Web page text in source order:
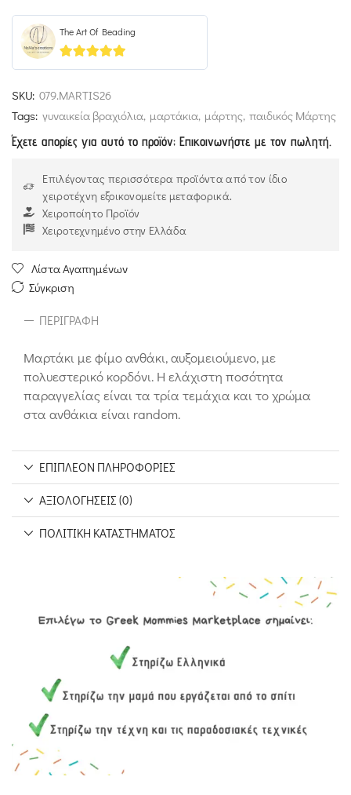
The Art Of Beading
4.93out of 5
SKU: 079.MARTIS26
Tags: γυναικεία βραχιόλια, μαρτάκια, μάρτης, παιδικός Μάρτης
Έχετε απορίες για αυτό το προϊόν; Επικοινωνήστε με τον πωλητή.
Επιλέγοντας περισσότερα προϊόντα από τον ίδιο
χειροτέχνη εξοικονομείτε μεταφορικά.
Χειροποίητο Προϊόν
Χειροτεχνημένο στην Ελλάδα
Λίστα Αγαπημένων
Σύγκριση
ΠΕΡΙΓΡΑΦΉ
Μαρτάκι με φίμο ανθάκι, αυξομειούμενο, με
πολυεστερικό κορδόνι. Η ελάχιστη ποσότητα
παραγγελίας είναι τα τρία τεμάχια και το χρώμα
στα ανθάκια είναι random.
ΕΠΙΠΛΈΟΝ ΠΛΗΡΟΦΟΡΊΕΣ
ΑΞΙΟΛΟΓΉΣΕΙΣ (0)
ΠΟΛΙΤΙΚΉ ΚΑΤΑΣΤΉΜΑΤΟΣ